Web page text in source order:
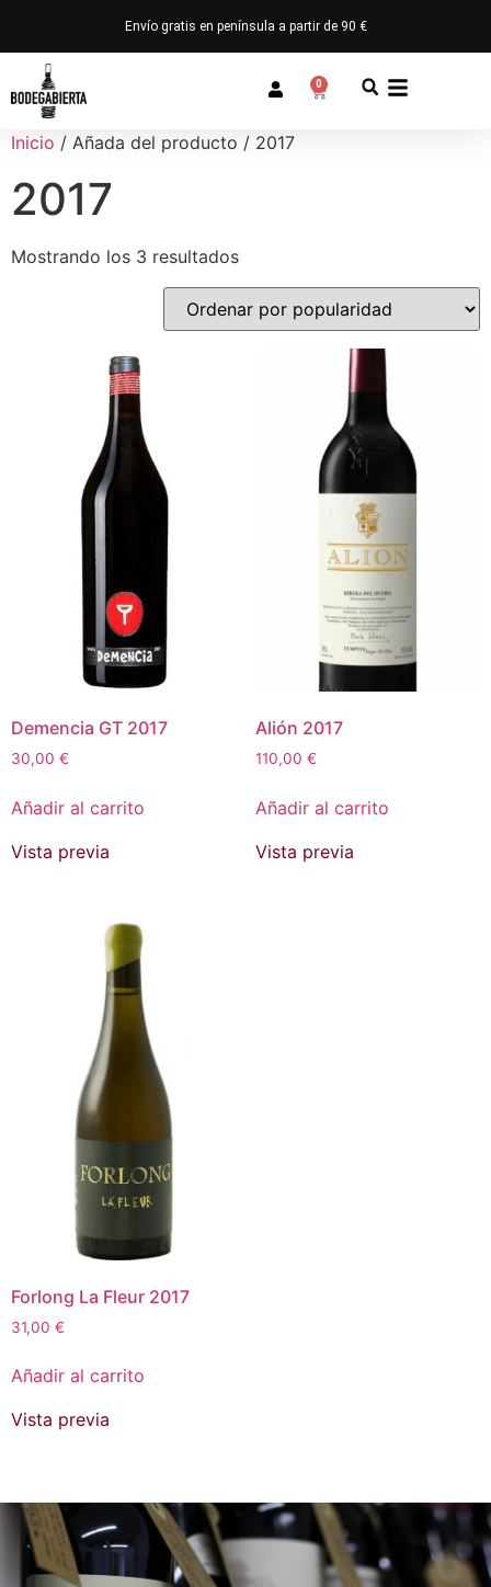
Envío gratis en península a partir de 90 €
0
Inicio / Añada del producto / 2017
2017
Mostrando los 3 resultados
Demencia GT 2017
30,00 €
Añadir al carrito
Vista previa
Alión 2017
110,00 €
Añadir al carrito
Vista previa
Forlong La Fleur 2017
31,00 €
Añadir al carrito
Vista previa